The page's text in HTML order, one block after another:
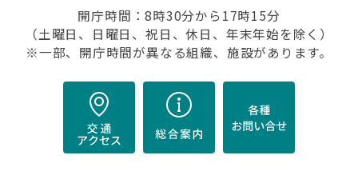
開庁時間：8時30分から17時15分
（土曜日、日曜日、祝日、休日、年末年始を除く）
※一部、開庁時間が異なる組織、施設があります。